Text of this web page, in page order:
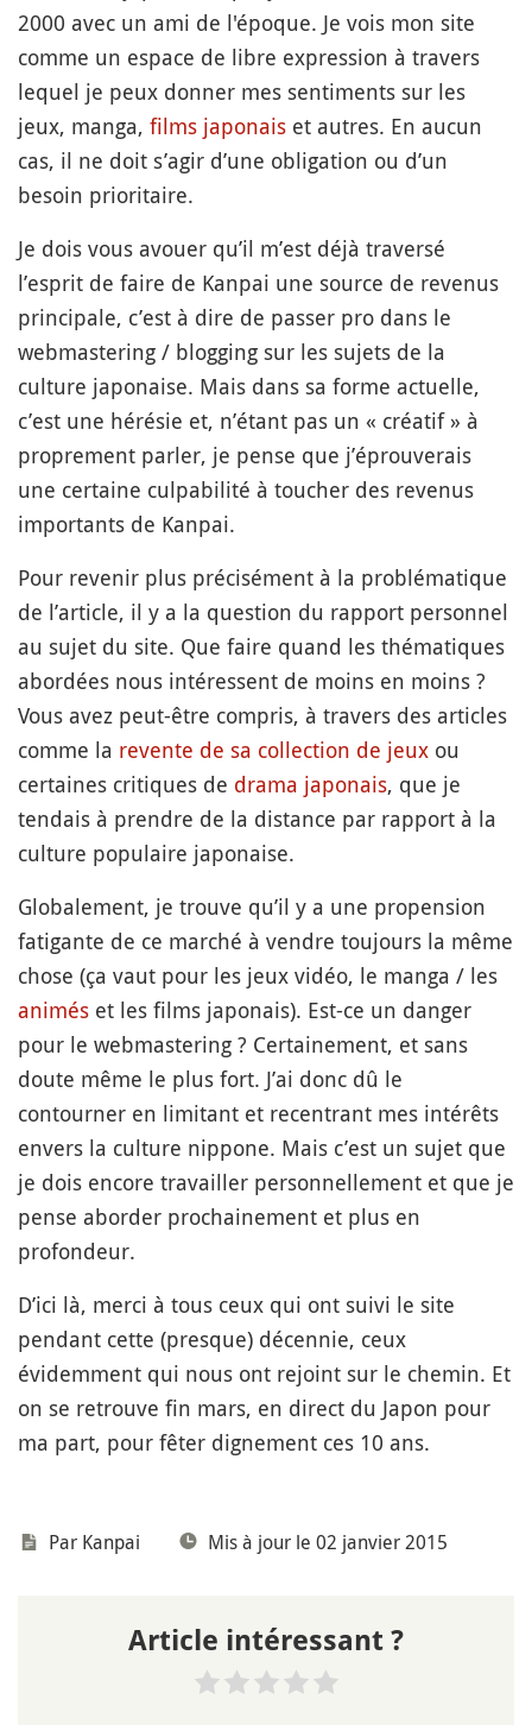
2000 avec un ami de l'époque. Je vois mon site
comme un espace de libre expression à travers
lequel je peux donner mes sentiments sur les
jeux, manga, films japonais et autres. En aucun
cas, il ne doit s’agir d’une obligation ou d’un
besoin prioritaire.
Je dois vous avouer qu’il m’est déjà traversé
l’esprit de faire de Kanpai une source de revenus
principale, c’est à dire de passer pro dans le
webmastering / blogging sur les sujets de la
culture japonaise. Mais dans sa forme actuelle,
c’est une hérésie et, n’étant pas un « créatif » à
proprement parler, je pense que j’éprouverais
une certaine culpabilité à toucher des revenus
importants de Kanpai.
Pour revenir plus précisément à la problématique
de l’article, il y a la question du rapport personnel
au sujet du site. Que faire quand les thématiques
abordées nous intéressent de moins en moins ?
Vous avez peut-être compris, à travers des articles
comme la revente de sa collection de jeux ou
certaines critiques de drama japonais, que je
tendais à prendre de la distance par rapport à la
culture populaire japonaise.
Globalement, je trouve qu’il y a une propension
fatigante de ce marché à vendre toujours la même
chose (ça vaut pour les jeux vidéo, le manga / les
animés et les films japonais). Est-ce un danger
pour le webmastering ? Certainement, et sans
doute même le plus fort. J’ai donc dû le
contourner en limitant et recentrant mes intérêts
envers la culture nippone. Mais c’est un sujet que
je dois encore travailler personnellement et que je
pense aborder prochainement et plus en
profondeur.
D’ici là, merci à tous ceux qui ont suivi le site
pendant cette (presque) décennie, ceux
évidemment qui nous ont rejoint sur le chemin. Et
on se retrouve fin mars, en direct du Japon pour
ma part, pour fêter dignement ces 10 ans.
Par Kanpai Mis à jour le 02 janvier 2015
Article intéressant ?